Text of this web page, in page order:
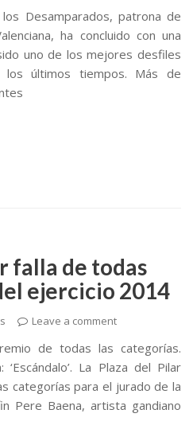
Desamparados, patrona de
ha concluido con una
uno de los mejores desfiles
los últimos tiempos. Más de
falla de todas
ejercicio 2014
Leave a comment
de todas las categorías.
La Plaza del Pilar
categorías para el jurado de la
Pere Baena, artista gandiano